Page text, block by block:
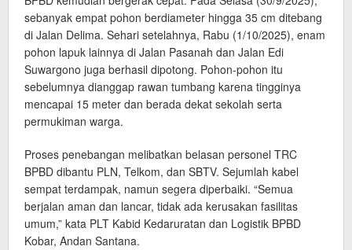
sebanyak empat pohon berdiameter hingga 35 cm ditebang
di Jalan Delima. Sehari setelahnya, Rabu (1/10/2025), enam
pohon lapuk lainnya di Jalan Pasanah dan Jalan Edi
Suwargono juga berhasil dipotong. Pohon-pohon itu
sebelumnya dianggap rawan tumbang karena tingginya
mencapai 15 meter dan berada dekat sekolah serta
permukiman warga.
Proses penebangan melibatkan belasan personel TRC
BPBD dibantu PLN, Telkom, dan SBTV. Sejumlah kabel
sempat terdampak, namun segera diperbaiki. “Semua
berjalan aman dan lancar, tidak ada kerusakan fasilitas
umum,” kata PLT Kabid Kedaruratan dan Logistik BPBD
Kobar, Andan Santana.